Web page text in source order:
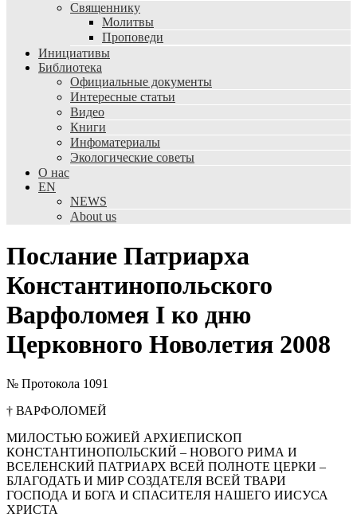
Священнику
Молитвы
Проповеди
Инициативы
Библиотека
Официальные документы
Интересные статьи
Видео
Книги
Инфоматериалы
Экологические советы
О нас
EN
NEWS
About us
Послание Патриарха
Константинопольского
Варфоломея I ко дню
Церковного Новолетия 2008
№ Протокола 1091
† ВАРФОЛОМЕЙ
МИЛОСТЬЮ БОЖИЕЙ АРХИЕПИСКОП
КОНСТАНТИНОПОЛЬСКИЙ – НОВОГО РИМА И
ВСЕЛЕНСКИЙ ПАТРИАРХ ВСЕЙ ПОЛНОТЕ ЦЕРКИ –
БЛАГОДАТЬ И МИР СОЗДАТЕЛЯ ВСЕЙ ТВАРИ
ГОСПОДА И БОГА И СПАСИТЕЛЯ НАШЕГО ИИСУСА
ХРИСТА